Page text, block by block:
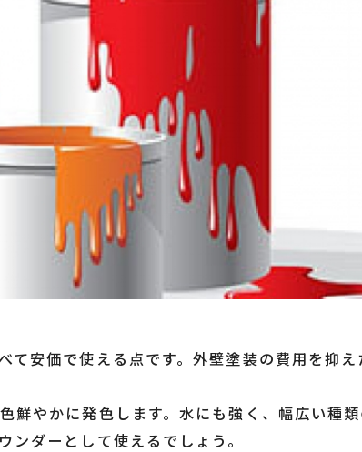
て安価で使える点です。外壁塗装の費用を抑え
鮮やかに発色します。水にも強く、幅広い種
ンダーとして使えるでしょう。